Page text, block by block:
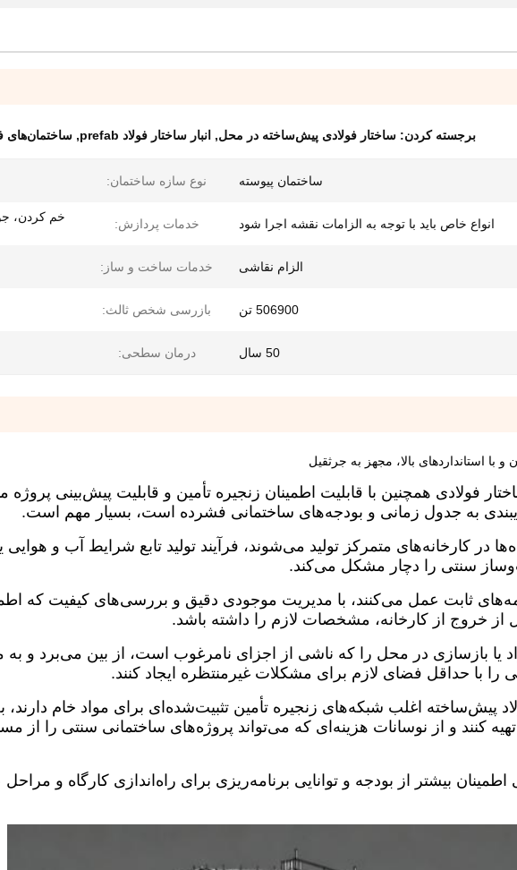
برجسته کردن: ساختار فولادی پیش‌ساخته در محل, انبار ساختار فولاد prefab , ساختمان‌های
ساختمان پیوسته نوع سازه ساختمان:
انواع خاص باید با توجه به الزامات نقشه اجرا شود خدمات پردازش:
خم کردن،
الزام نقاشی خدمات ساخت و ساز:
506900 تن بازرسی شخص ثالث:
50 سال درمان سطحی:
با استانداردهای بالا، مجهز به جرثقیل
فولادی همچنین با قابلیت اطمینان زنجیره تأمین و قابلیت پیش‌بینی
به جدول زمانی و بودجه‌های ساختمانی فشرده است، بسیار مهم است.
در کارخانه‌های متمرکز تولید می‌شوند، فرآیند تولید تابع شرایط آب و هوایی
سنتی را دچار مشکل می‌کند.
ثابت عمل می‌کنند، با مدیریت موجودی دقیق و بررسی‌های کیفیت که
خروج از کارخانه، مشخصات لازم را داشته باشد.
یا بازسازی در محل را که ناشی از اجزای نامرغوب است، از بین می‌برد و به
با حداقل فضای لازم برای مشکلات غیرمنتظره ایجاد کنند.
پیش‌ساخته اغلب شبکه‌های زنجیره تأمین تثبیت‌شده‌ای برای مواد خام
کنند و از نوسانات هزینه‌ای که می‌تواند پروژه‌های ساختمانی سنتی را از
بیشتر از بودجه و توانایی برنامه‌ریزی برای راه‌اندازی کارگاه و مراحل